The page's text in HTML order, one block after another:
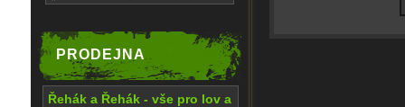
PRODEJNA
Řehák a Řehák - vše pro lov a